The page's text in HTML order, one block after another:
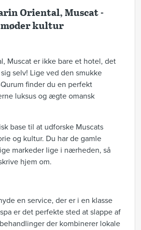
Oriental, Muscat -
kultur
Muscat er ikke bare et hotel, det
selv! Lige ved den smukke
finder du en perfekt
luksus og ægte omansk
base til at udforske Muscats
og kultur. Du har de gamle
markeder lige i nærheden, så
hjem om.
en service, der er i en klasse
er det perfekte sted at slappe af
der kombinerer lokale